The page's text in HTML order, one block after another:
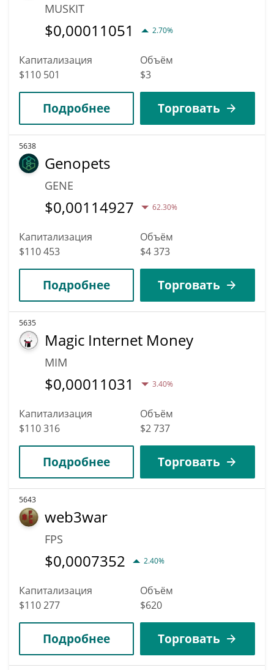
MUSKIT
$0,00011051 2.70%
Капитализация
$110 501
Объём
$3
Подробнее Торговать
5638
Genopets
GENE
$0,00114927 62.30%
Капитализация
$110 453
Объём
$4 373
Подробнее Торговать
5635
Magic Internet Money
MIM
$0,00011031 3.40%
Капитализация
$110 316
Объём
$2 737
Подробнее Торговать
5643
web3war
FPS
$0,0007352 2.40%
Капитализация
$110 277
Объём
$620
Подробнее Торговать